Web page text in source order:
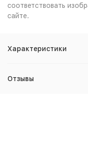
соответствовать
сайте.
Характеристики
Отзывы